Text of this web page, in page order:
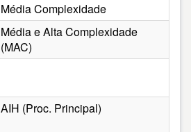
Média Complexidade
Média e Alta Complexidade
(MAC)
AIH (Proc. Principal)